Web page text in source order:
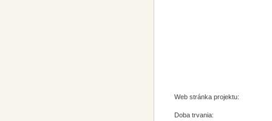
Web stránka projektu:
Doba trvania: